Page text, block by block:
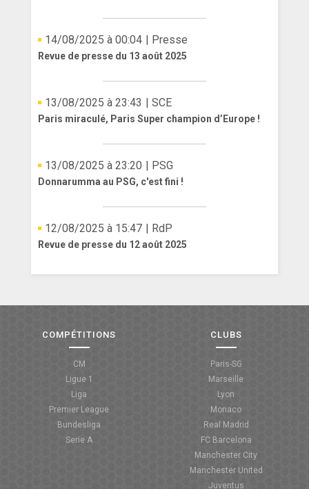
14/08/2025 à 00:04 | Presse
Revue de presse du 13 août 2025
13/08/2025 à 23:43 | SCE
Paris miraculé, Paris Super champion d’Europe !
13/08/2025 à 23:20 | PSG
Donnarumma au PSG, c'est fini !
12/08/2025 à 15:47 | RdP
Revue de presse du 12 août 2025
COMPÉTITIONS
CM
Ligue 1
Liga
Premier League
Bundesliga
Serie A
CLUBS
Paris-SG
Marseille
Lyon
Monaco
Real Madrid
FC Barcelona
Manchester City
Manchester United
Juventus